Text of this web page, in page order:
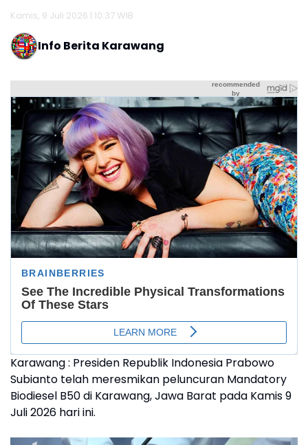
Kamis, 9 Juli 2026 | 10:37 WIB
Info Berita Karawang
Karawang : Presiden Republik Indonesia Prabowo
Subianto telah meresmikan peluncuran Mandatory
Biodiesel B50 di Karawang, Jawa Barat pada Kamis 9
Juli 2026 hari ini.